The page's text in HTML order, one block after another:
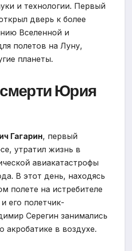
и технологии. Первый
дверь к более
Вселенной и
полетов на Луну,
планеты.
Юрия
Гагарин, первый
утратил жизнь в
авиакатастрофы
В этот день, находясь
полете на истребителе
его полетчик-
Серегин занимались
акробатике в воздухе.